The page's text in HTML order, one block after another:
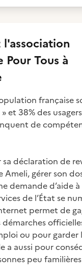
l'association
Tous à
française
et 38% des
de
déclaration de
gérer son
demande d’aide à
de l’État se
permet de
ou pour garder
a aussi pour
peu